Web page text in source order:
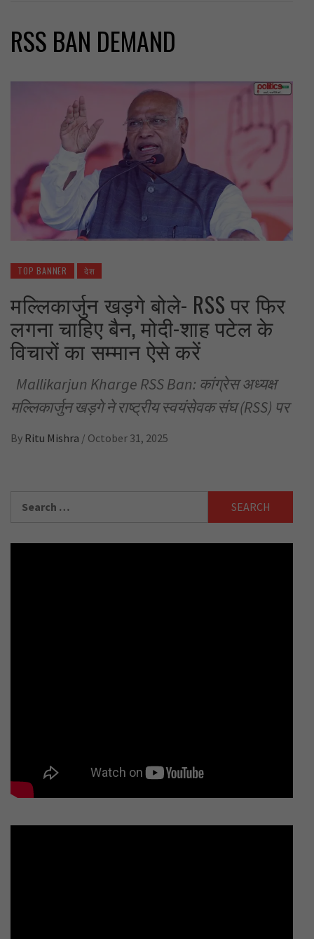
RSS BAN DEMAND
TOP BANNER देश
मल्लिकार्जुन खड़गे बोले- RSS पर फिर
लगना चाहिए बैन, मोदी-शाह पटेल के
विचारों का सम्मान ऐसे करें
Mallikarjun Kharge RSS Ban: कांग्रेस अध्यक्ष
मल्लिकार्जुन खड़गे ने राष्ट्रीय स्वयंसेवक संघ (RSS) पर
By Ritu Mishra / October 31, 2025
for: